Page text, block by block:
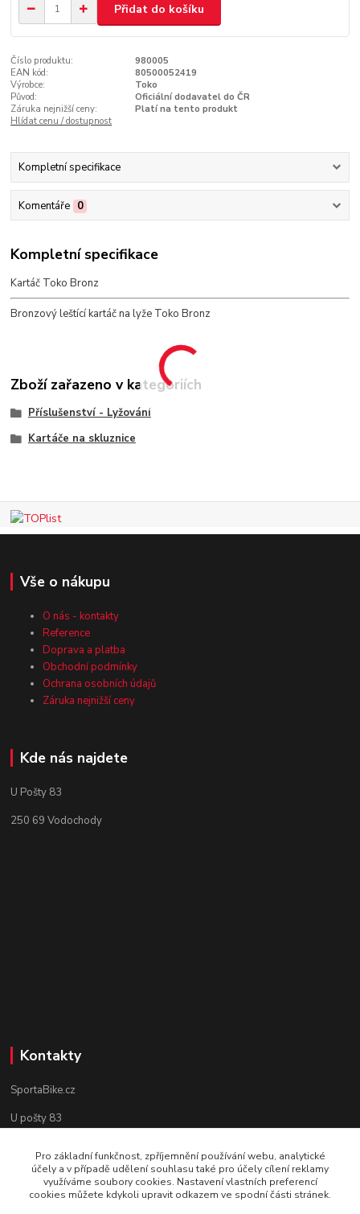
Přidat do košíku
Číslo produktu:
980005
EAN kód:
80500052419
Výrobce:
Toko
Původ:
Oficiální dodavatel do ČR
Záruka nejnižší ceny:
Platí na tento produkt
Hlídat cenu / dostupnost
Kompletní specifikace
Komentáře 0
Kompletní specifikace
Kartáč Toko Bronz
Bronzový leštící kartáč na lyže Toko Bronz
Zboží zařazeno v kategoriích
Příslušenství - Lyžování
Kartáče na skluznice
Vše o nákupu
O nás - kontakty
Reference
Doprava a platba
Obchodní podmínky
Ochrana osobních údajů
Záruka nejnižší ceny
Kde nás najdete
U Pošty 83
250 69 Vodochody
Kontakty
SportaBike.cz
U pošty 83
tel.: +420 736 274 612
e-mail: info@sportabike.cz
Pro základní funkčnost, zpříjemnění používání webu, analytické
účely a v případě udělení souhlasu také pro účely cílení reklamy
využíváme soubory cookies. Nastavení vlastních preferencí
cookies můžete kdykoli upravit odkazem ve spodní části stránek.